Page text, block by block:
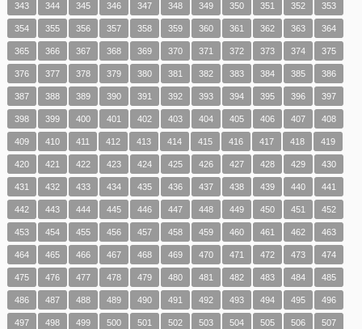
343 344 345 346 347 348 349 350 351 352 353
354 355 356 357 358 359 360 361 362 363 364
365 366 367 368 369 370 371 372 373 374 375
376 377 378 379 380 381 382 383 384 385 386
387 388 389 390 391 392 393 394 395 396 397
398 399 400 401 402 403 404 405 406 407 408
409 410 411 412 413 414 415 416 417 418 419
420 421 422 423 424 425 426 427 428 429 430
431 432 433 434 435 436 437 438 439 440 441
442 443 444 445 446 447 448 449 450 451 452
453 454 455 456 457 458 459 460 461 462 463
464 465 466 467 468 469 470 471 472 473 474
475 476 477 478 479 480 481 482 483 484 485
486 487 488 489 490 491 492 493 494 495 496
497 498 499 500 501 502 503 504 505 506 507